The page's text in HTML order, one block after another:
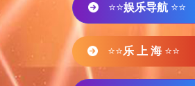
⭐⭐娱乐导航 ⭐⭐
⭐⭐乐 上 海 ⭐⭐